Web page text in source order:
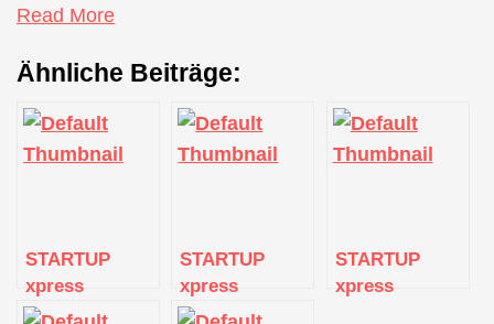
Read More
Ähnliche Beiträge:
STARTUP
xpress
CURRICULUM
STARTUP
xpress
CURRICULUM
STARTUP
xpress